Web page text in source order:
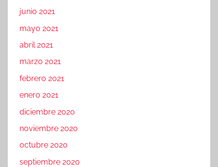
junio 2021
mayo 2021
abril 2021
marzo 2021
febrero 2021
enero 2021
diciembre 2020
noviembre 2020
octubre 2020
septiembre 2020